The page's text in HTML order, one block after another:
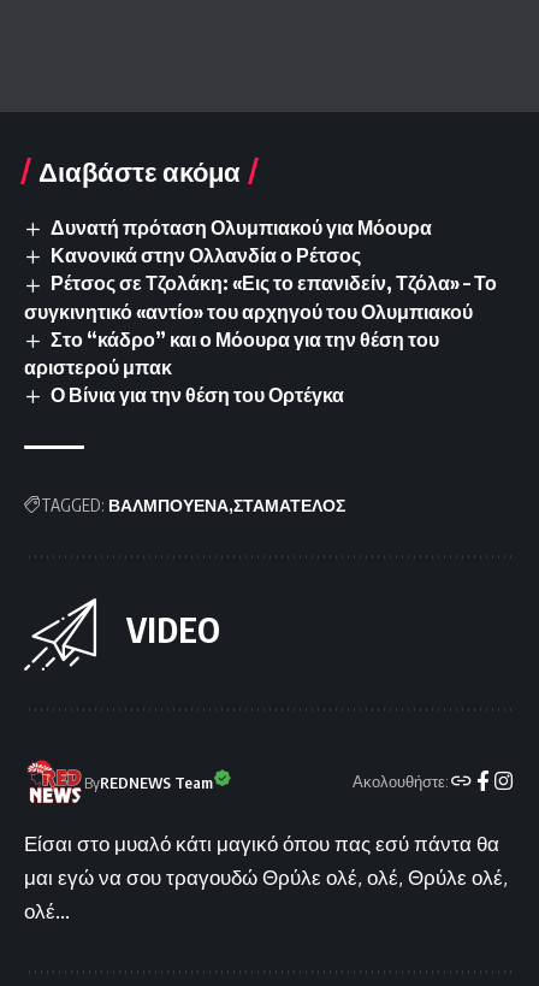
Διαβάστε ακόμα
Δυνατή πρόταση Ολυμπιακού για Μόουρα
Κανονικά στην Ολλανδία ο Ρέτσος
Ρέτσος σε Τζολάκη: «Εις το επανιδείν, Τζόλα» – Το
συγκινητικό «αντίο» του αρχηγού του Ολυμπιακού
Στο “κάδρο” και ο Μόουρα για την θέση του
αριστερού μπακ
Ο Βίνια για την θέση του Ορτέγκα
TAGGED: ΒΑΛΜΠΟΥΕΝΑ ΣΤΑΜΑΤΕΛΟΣ
VIDEO
ByREDNEWS Team Ακολουθήστε:
Είσαι στο μυαλό κάτι μαγικό όπου πας εσύ πάντα θα
μαι εγώ να σου τραγουδώ Θρύλε ολέ, ολέ, Θρύλε ολέ,
ολέ...